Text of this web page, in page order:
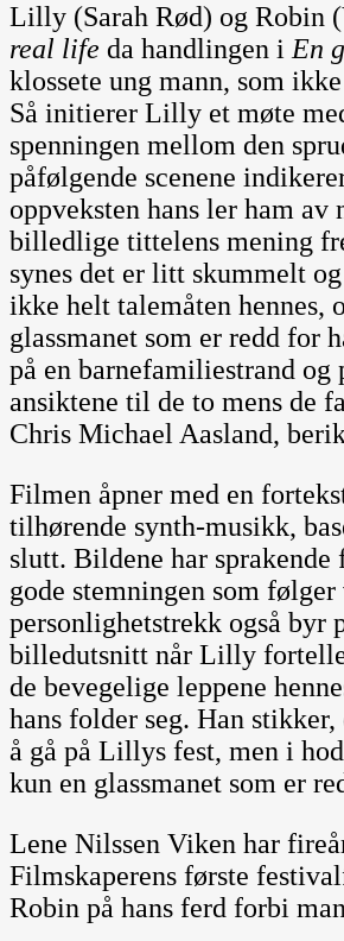
Lilly (Sarah Rød) og Robin
real life da handlingen iEn
klossete ung mann, som
Så initierer Lilly et møte
spenningen mellom den
påfølgende scenene
oppveksten hans ler ham
billedlige tittelens mening
synes det er litt skummelt
ikke helt talemåten hennes,
glassmanet som er redd for
på en barnefamiliestrand
ansiktene til de to mens de
Chris Michael Aasland,
Filmen åpner med en
tilhørende synth-musikk,
slutt. Bildene har
gode stemningen som
personlighetstrekk også byr
billedutsnitt når Lilly
de bevegelige leppene
hans folder seg. Han
å gå på Lillys fest, men i
kun en glassmanet som er
Lene Nilssen Viken har
Filmskaperens første
Robin på hans ferd forbi